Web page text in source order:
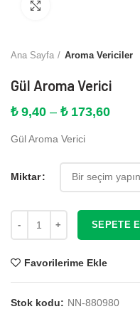
Ana Sayfa Aroma Vericiler
Gül Aroma Verici
₺9,40 – ₺173,60Fiyat
Gül Aroma Verici
Miktar
SEPETE
Favorilerime Ekle
Stok kodu: NN-880980